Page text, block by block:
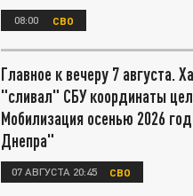
08:00 СВО
Главное к вечеру 7 августа.
"сливал" СБУ координаты
Мобилизация осенью 2026
Днепра"
07 АВГУСТА 20:45 СВО